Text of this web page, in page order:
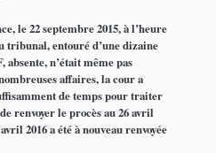
le 22 septembre 2015, à l’heure
tribunal, entouré d’une dizaine
n’était même pas
affaires, la cour a
de temps pour traiter
renvoyer le procès au 26 avril
2016 a été à nouveau renvoyée